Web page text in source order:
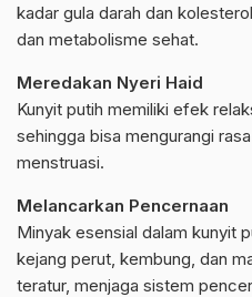
kadar gula darah dan
dan metabolisme sehat.
Meredakan Nyeri Haid
Kunyit putih memiliki efek
sehingga bisa mengurangi
menstruasi.
Melancarkan Pencernaan
Minyak esensial dalam kunyit
kejang perut, kembung, dan
teratur, menjaga sistem